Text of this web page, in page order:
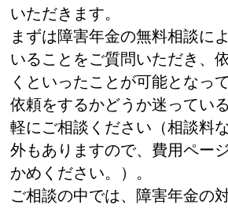
いただきます。
まずは障害年金の無料相談に
いることをご質問いただき、
くといったことが可能となっ
依頼をするかどうか迷ってい
軽にご相談ください（相談料
外もありますので、費用ペー
かめください。）。
ご相談の中では、障害年金の